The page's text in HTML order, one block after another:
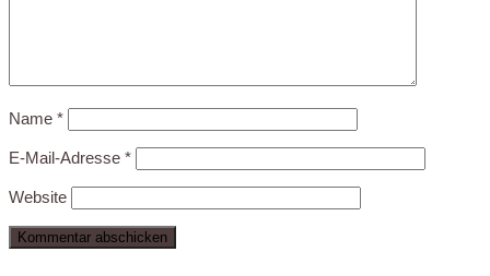
Name *
E-Mail-Adresse *
Website